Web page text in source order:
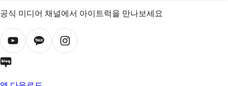
공식 미디어 채널에서 아이트럭을 만나보세요